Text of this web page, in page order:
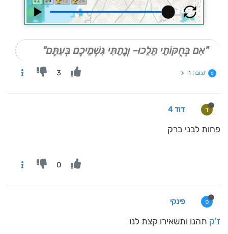
"אִם בְּחֻקּוֹתַי תֵּלֵכוּ- וְנָתַתִּי גִּשְׁמֵיכֶם בְּעִתָּם"
פ תגובה 1 3
ד דוד 4
פחות לבני ברק
0
פ פינקי
ז'ק תהנו ותשאירו קצת לנו